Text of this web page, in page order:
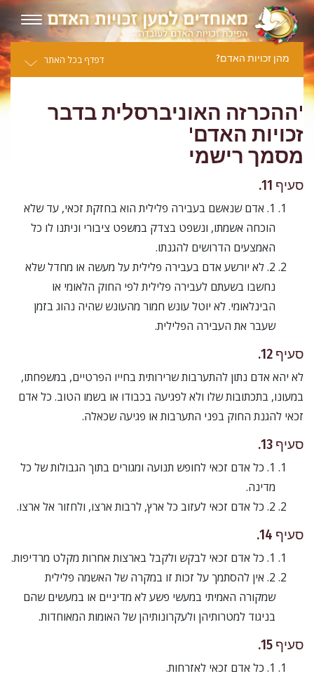
מהן זכויות האדם? דפדף בכל האתר
'ההכרזה האוניברסלית בדבר
זכויות האדם'
מסמך רישמי
סעיף 11.
1. אדם שנאשם בעבירה פלילית הוא בחזקת זכאי, עד שלא
הוכחה אשמתו, ונשפט בצדק במשפט ציבורי וניתנו לו כל
האמצעים הדרושים להגנתו.
2. לא יורשע אדם בעבירה פלילית על מעשה או מחדל שלא
נחשבו בשעתם לעבירה פלילית לפי החוק הלאומי או
הבינלאומי. לא יוטל עונש חמור מהעונש שהיה נהוג בזמן
שעבר את העבירה הפלילית.
סעיף 12.
לא יהא אדם נתון להתערבות שרירותית בחייו הפרטיים, במשפחתו,
במעונו, בתכתובות שלו ולא לפגיעה בכבודו או בשמו הטוב. כל אדם
זכאי להגנת החוק בפני התערבות או פגיעה שכאלה.
סעיף 13.
1. כל אדם זכאי לחופש תנועה ומגורים בתוך הגבולות של כל
מדינה.
2. כל אדם זכאי לעזוב כל ארץ, לרבות ארצו, ולחזור אל ארצו.
סעיף 14.
1. כל אדם זכאי לבקש ולקבל בארצות אחרות מקלט מרדיפות.
2. אין להסתמך על זכות זו במקרה של האשמה פלילית
שמקורה האמיתי במעשי פשע לא מדיניים או במעשים שהם
בניגוד למטרותיהן ולעקרונותיהן של האומות המאוחדות.
סעיף 15.
1. כל אדם זכאי לאזרחות.